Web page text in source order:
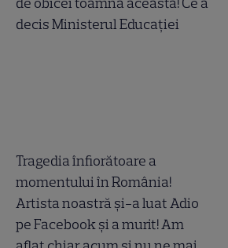
decis Ministerul Educației
Tragedia înfiorătoare a
momentului în România!
Artista noastră și-a luat Adio
pe Facebook și a murit! Am